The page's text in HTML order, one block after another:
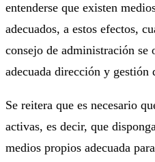
entenderse que existen
adecuados, a estos efectos,
consejo de administración se
adecuada dirección y gestión
Se reitera que es necesario
activas, es decir, que
medios propios adecuada